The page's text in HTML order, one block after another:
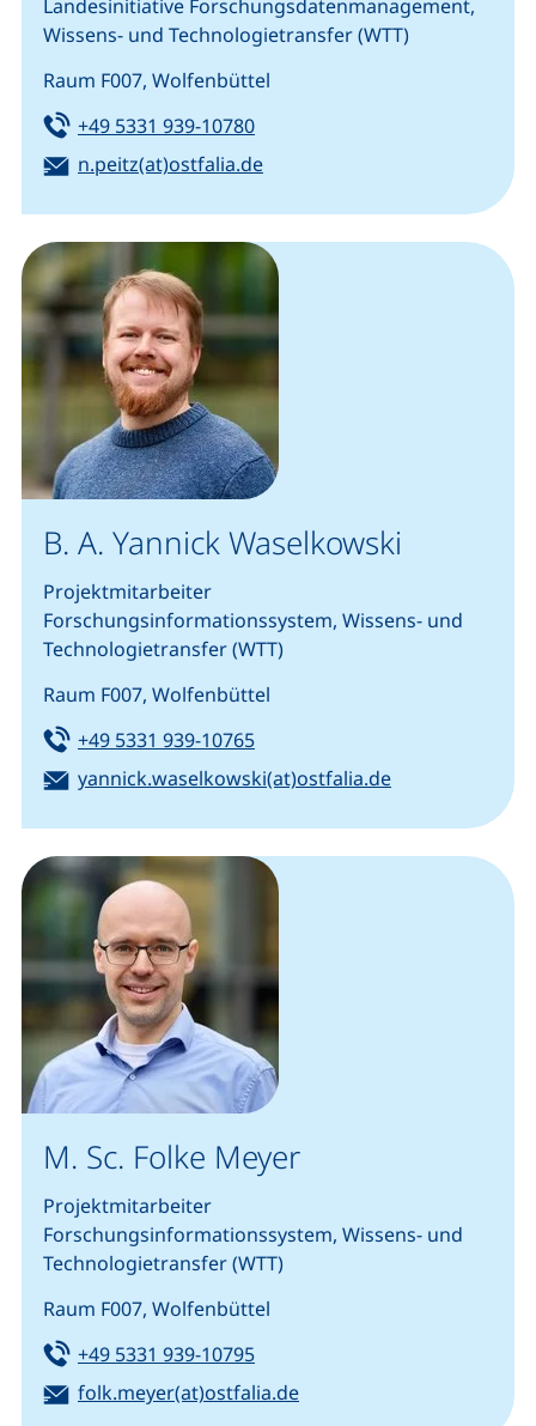
Landesinitiative Forschungsdatenmanagement,
Wissens- und Technologietransfer (WTT)
Raum F007, Wolfenbüttel
Tel:
+49 5331 939-10780(startet einen Telefonanruf,
E-Mail:
n.peitz(at)ostfalia.de(öffnet Ihr E-Mail-Programm)
B. A. Yannick Waselkowski
Projektmitarbeiter
Forschungsinformationssystem, Wissens- und
Technologietransfer (WTT)
Raum F007, Wolfenbüttel
Tel:
+49 5331 939-10765(startet einen Telefonanruf,
E-Mail:
yannick.waselkowski(at)ostfalia.de(öffnet Ihr E-
M. Sc. Folke Meyer
Projektmitarbeiter
Forschungsinformationssystem, Wissens- und
Technologietransfer (WTT)
Raum F007, Wolfenbüttel
Tel:
+49 5331 939-10795(startet einen Telefonanruf,
E-Mail:
folk.meyer(at)ostfalia.de(öffnet Ihr E-Mail-